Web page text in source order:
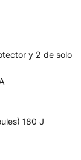
y 2 de solo
180 J